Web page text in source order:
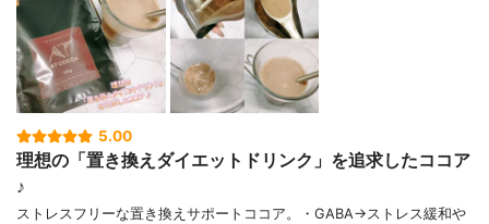
5.00
理想の「置き換えダイエットドリンク」を追求したココア
♪
ストレスフリーな置き換えサポートココア。・GABA→ストレス緩和や